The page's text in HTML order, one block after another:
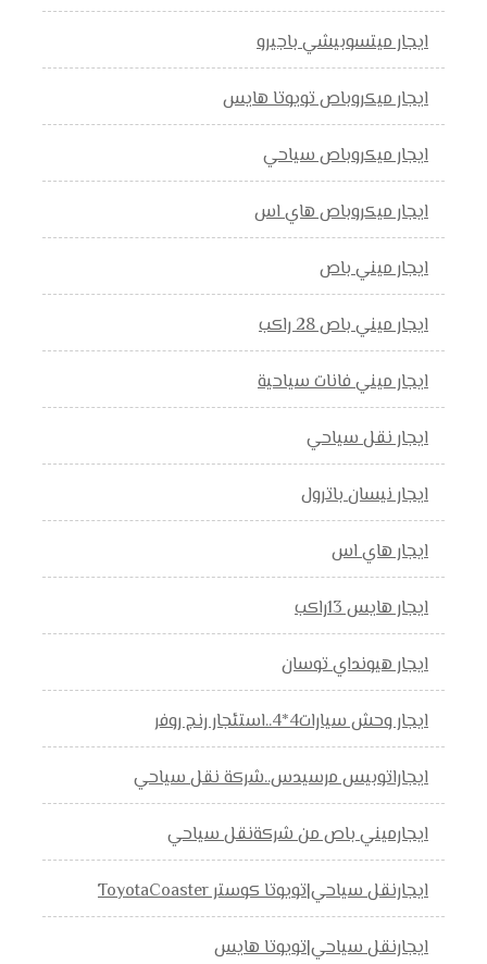
ايجار ميتسوبيشي باجيرو
ايجار ميكروباص تويوتا هايس
ايجار ميكروباص سياحي
ايجار ميكروباص هاي اس
ايجار ميني باص
ايجار ميني باص 28 راكب
ايجار ميني فانات سياحية
ايجار نقل سياحي
ايجار نيسان باترول
ايجار هاي اس
ايجار هايس 13راكب
ايجار هيونداي توسان
ايجار وحش سيارات4*4..استئجار رنج روفر
ايجاراتوبيس مرسيدس..شركة نقل سياحي
ايجارميني باص من شركةنقل سياحي
ايجارنقل سياحي|تويوتا كوستر ToyotaCoaster
ايجارنقل سياحي|تويوتا هايس